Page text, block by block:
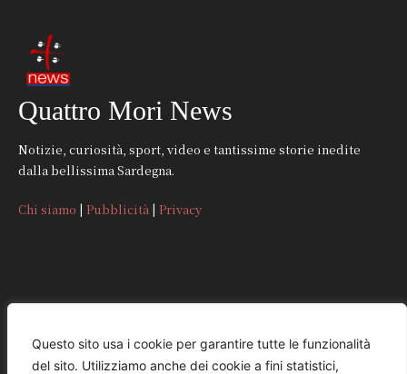
Questo sito usa i cookie per garantire tutte le funzionalità
del sito. Utilizziamo anche dei cookie a fini statistici,
Quattro Mori News
Notizie, curiosità, sport, video e tantissime storie inedite
dalla bellissima Sardegna.
Chi siamo | Pubblicità | Privacy
CONTATTI